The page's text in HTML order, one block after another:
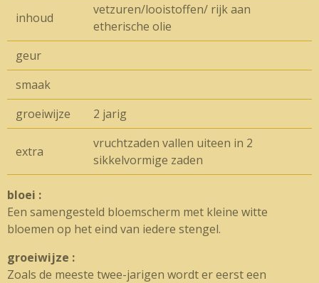
inhoud
vetzuren/looistoffen/ rijk aan
etherische olie
geur
smaak
groeiwijze
2 jarig
extra
vruchtzaden vallen uiteen in 2
sikkelvormige zaden
bloei :
Een samengesteld bloemscherm met kleine witte
bloemen op het eind van iedere stengel.
groeiwijze :
Zoals de meeste twee-jarigen wordt er eerst een